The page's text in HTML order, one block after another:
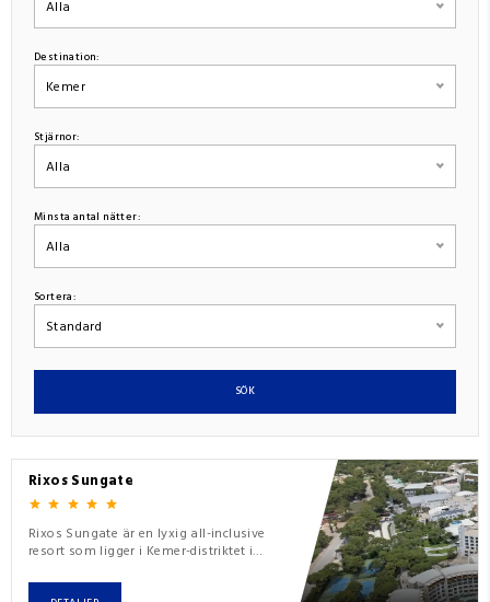
Rixos Sungate
Rixos Sungate är en lyxig all-inclusive
resort som ligger i Kemer-distriktet i
den vackra Medelhavskusten och är
Alla
Destination:
Kemer
Stjärnor:
Alla
Minsta antal nätter:
Alla
Sortera:
Standard
SÖK